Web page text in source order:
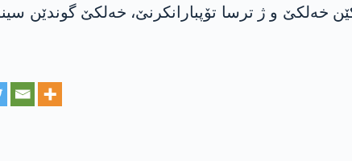
خەلکێ و ژ ترسا تۆپبارانکرنێ، خەلکێ گوندێن